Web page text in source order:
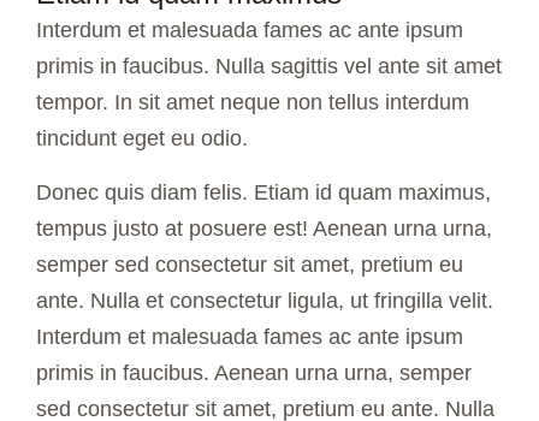
Interdum et malesuada fames ac ante ipsum
primis in faucibus. Nulla sagittis vel ante sit amet
tempor. In sit amet neque non tellus interdum
tincidunt eget eu odio.
Donec quis diam felis. Etiam id quam maximus,
tempus justo at posuere est! Aenean urna urna,
semper sed consectetur sit amet, pretium eu
ante. Nulla et consectetur ligula, ut fringilla velit.
Interdum et malesuada fames ac ante ipsum
primis in faucibus. Aenean urna urna, semper
sed consectetur sit amet, pretium eu ante. Nulla